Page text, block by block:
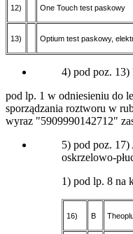
12) One Touch test paskowy
13) Optium test paskowy,
4) pod poz.
pod lp. 1 w odniesieniu do
sporządzania roztworu w
wyraz "5909990142712"
5) pod poz. 17)
oskrzelowo-
1) pod lp. 8 na
16) B